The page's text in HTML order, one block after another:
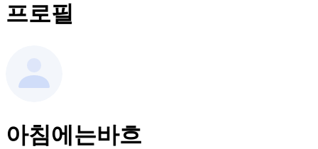
프로필
아침에는바흐